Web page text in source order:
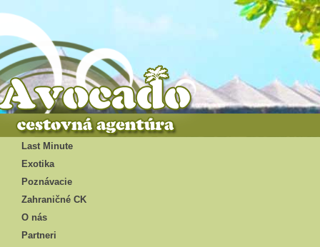
Last Minute
Exotika
Poznávacie
Zahraničné CK
O nás
Partneri